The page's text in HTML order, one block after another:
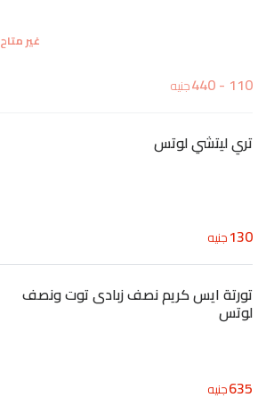
غير متاح
110 - 440 جنيه
تري ليتشي لوتس
130جنيه
تورتة ايس كريم نصف زبادى توت ونصف
لوتس
635جنيه